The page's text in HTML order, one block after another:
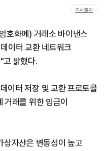
기사출처
호화폐) 거래소 바이낸스
이터 교환 네트워크
고 밝혔다.
이터 저장 및 교환 프로토콜
래를 위한 입금이
상자산은 변동성이 높고